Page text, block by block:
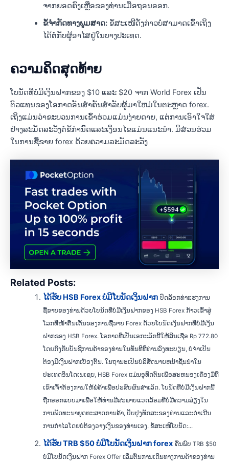
ຈາກຍອດຄົງເຫຼືອຂອງທ່ານເມື່ອຖອນອອກ.
ຂໍ້ຈຳກັດທາງພູມສາດ:ຂໍ້ສະເໜີດັ່ງກ່າວບໍ່ສາມາດເຂົ້າເຖິງ
ໄດ້ຕໍ່ກັບຜູ້ອາໄສຢູ່ໃນບາງປະເທດ.
ຄວາມຄິດສຸດທ້າຍ
ໂບນັດທີ່ບໍ່ມີເງິນຝາກຂອງ $10 ແລະ $20 ຈາກ World Forex ເປັນ
ຕົວແທນຂອງໂອກາດອັນສໍາຄັນສໍາລັບຜູ້ມາໃຫມ່ໃນຕະຫຼາດ forex.
ເຖິງແມ່ນວ່າຂະບວນການເຂົ້າຮ່ວມແມ່ນງ່າຍດາຍ, ແຕ່ການເອົາໃຈໃສ່
ຢ່າງລະມັດລະວັງຕໍ່ຂໍ້ກໍານົດແລະເງື່ອນໄຂແມ່ນແນະນໍາ. ມີສ່ວນຮ່ວມ
ໃນການຊື້ຂາຍ forex ດ້ວຍຄວາມລະມັດລະວັງ
Related Posts:
ໄດ້ຮັບ HSB Forex ບໍ່ມີໂບນັດເງິນຝາກ ປົດລັອກທ່າແຮງການ
ຊື້ຂາຍຂອງທ່ານດ້ວຍໂບນັດທີ່ບໍ່ມີເງິນຝາກຂອງ HSB Forex ກ້າວເຂົ້າສູ່
ໂລກທີ່ໜ້າຕື່ນເຕັ້ນຂອງການຊື້ຂາຍ Forex ດ້ວຍໂບນັດເງິນຝາກທີ່ບໍ່ມີເງິນ
ຝາກຂອງ HSB Forex. ໂອກາດທີ່ເປັນເອກະລັກນີ້ໃຫ້ສິນເຊື່ອ Rp 772.80
ໂດຍກົງກັບບັນຊີການຄ້າຂອງທ່ານໃນທັນທີທີ່ທ່ານລົງທະບຽນ, ບໍ່ຈໍາເປັນ
ຕ້ອງມີເງິນຝາກເບື້ອງຕົ້ນ. ໃນຖານະເປັນບໍລິສັດນາຍຫນ້າຊັ້ນນໍາໃນ
ປະເທດອິນໂດເນເຊຍ, HSB Forex ແມ່ນອຸທິດຕົນເພື່ອສະຫນອງເຄື່ອງມືທີ່
ເຂົາເຈົ້າຕ້ອງການໃຫ້ພໍ່ຄ້າເພື່ອປະສົບຜົນສໍາເລັດ. ໂບນັດທີ່ບໍ່ມີເງິນຝາກນີ້
ຖືກອອກແບບມາເພື່ອໃຫ້ທ່ານມີສະພາບແວດລ້ອມທີ່ບໍ່ມີຄວາມສ່ຽງໃນ
ການພັດທະນາຍຸດທະສາດການຄ້າ, ປັບປຸງທັກສະຂອງທ່ານແລະດໍາເນີນ
ການກໍາໄລໂດຍບໍ່ຕ້ອງວາງເງິນຂອງທ່ານເອງ. ຂໍ້ສະເໜີໂບນັດ:...
ໄດ້ຮັບ TRB $50 ບໍ່ມີໂບນັດເງິນຝາກ forex ຄົ້ນພົບ TRB $50
ບໍ່ມີໂບນັດເງິນຝາກ Forex Offer ເລີ່ມຕົ້ນການເດີນທາງການຄ້າຂອງທ່ານ